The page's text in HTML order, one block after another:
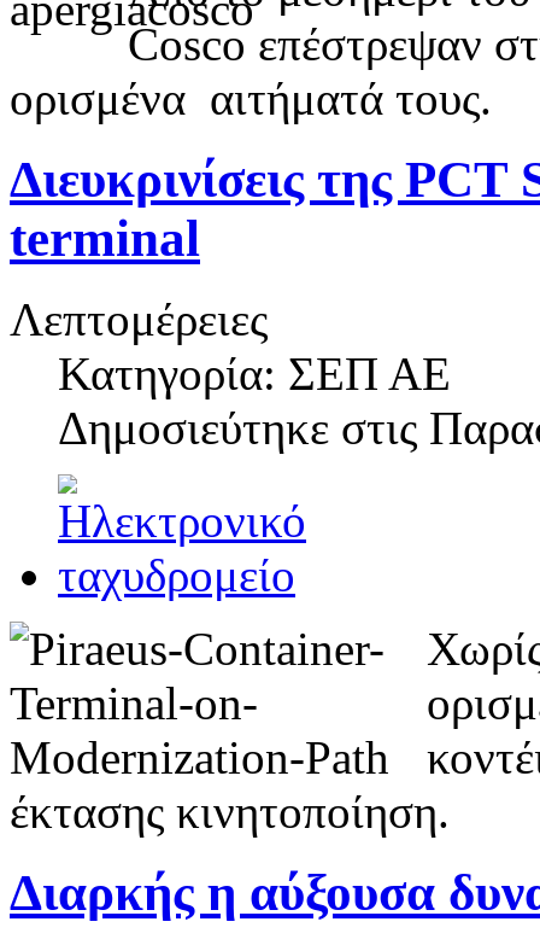
Cosco επέστρεψαν
ορισμένα αιτήματά τους.
Διευκρινίσεις της
terminal
Λεπτομέρειες
Κατηγορία: ΣΕΠ ΑΕ
Δημοσιεύτηκε στις
έκτασης κινητοποίηση.
Διαρκής η αύξουσα